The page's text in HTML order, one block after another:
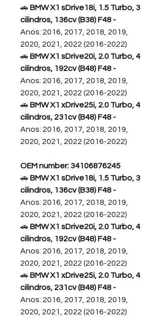
🚗 BMW X1 sDrive18i, 1.5 Turbo, 3
cilindros, 136cv (B38) F48 -
Anos: 2016, 2017, 2018, 2019,
2020, 2021, 2022 (2016-2022)
🚗 BMW X1 sDrive20i, 2.0 Turbo, 4
cilindros, 192cv (B48) F48 -
Anos: 2016, 2017, 2018, 2019,
2020, 2021, 2022 (2016-2022)
🚗 BMW X1 xDrive25i, 2.0 Turbo, 4
cilindros, 231cv (B48) F48 -
Anos: 2016, 2017, 2018, 2019,
2020, 2021, 2022 (2016-2022)
OEM number: 34106876245
🚗 BMW X1 sDrive18i, 1.5 Turbo, 3
cilindros, 136cv (B38) F48 -
Anos: 2016, 2017, 2018, 2019,
2020, 2021, 2022 (2016-2022)
🚗 BMW X1 sDrive20i, 2.0 Turbo, 4
cilindros, 192cv (B48) F48 -
Anos: 2016, 2017, 2018, 2019,
2020, 2021, 2022 (2016-2022)
🚗 BMW X1 xDrive25i, 2.0 Turbo, 4
cilindros, 231cv (B48) F48 -
Anos: 2016, 2017, 2018, 2019,
2020, 2021, 2022 (2016-2022)